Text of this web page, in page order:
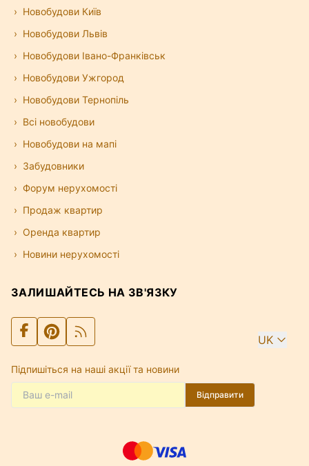
Новобудови Київ
Новобудови Львів
Новобудови Івано-Франківськ
Новобудови Ужгород
Новобудови Тернопіль
Всі новобудови
Новобудови на мапі
Забудовники
Форум нерухомості
Продаж квартир
Оренда квартир
Новини нерухомості
ЗАЛИШАЙТЕСЬ НА ЗВ'ЯЗКУ
UK
Підпишіться на наші акції та новини
Відправити